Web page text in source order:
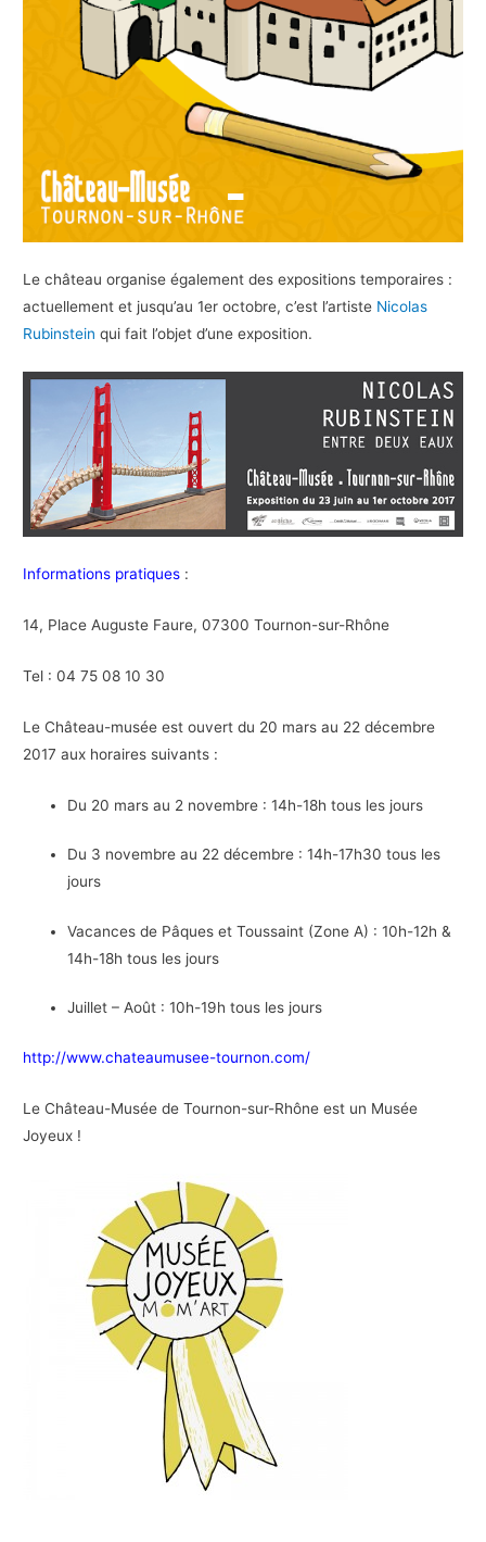
Le château organise également des expositions temporaires :
actuellement et jusqu’au 1er octobre, c’est l’artiste Nicolas
Rubinstein qui fait l’objet d’une exposition.
Informations pratiques :
14, Place Auguste Faure, 07300 Tournon-sur-Rhône
Tel : 04 75 08 10 30
Le Château-musée est ouvert du 20 mars au 22 décembre
2017 aux horaires suivants :
Du 20 mars au 2 novembre : 14h-18h tous les jours
Du 3 novembre au 22 décembre : 14h-17h30 tous les
jours
Vacances de Pâques et Toussaint (Zone A) : 10h-12h &
14h-18h tous les jours
Juillet – Août : 10h-19h tous les jours
http://www.chateaumusee-tournon.com/
Le Château-Musée de Tournon-sur-Rhône est un Musée
Joyeux !